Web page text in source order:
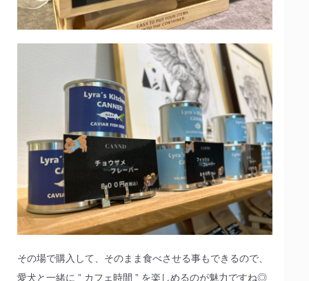
その場で購入して、そのまま食べさせる事もできるので、
愛犬と一緒に ” カフェ時間 ” を楽しめるのが魅力ですね◎